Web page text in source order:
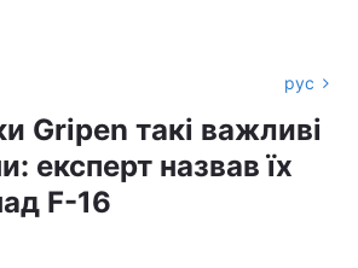
рус
Gripen такі важливі
експерт назвав їх
F-16